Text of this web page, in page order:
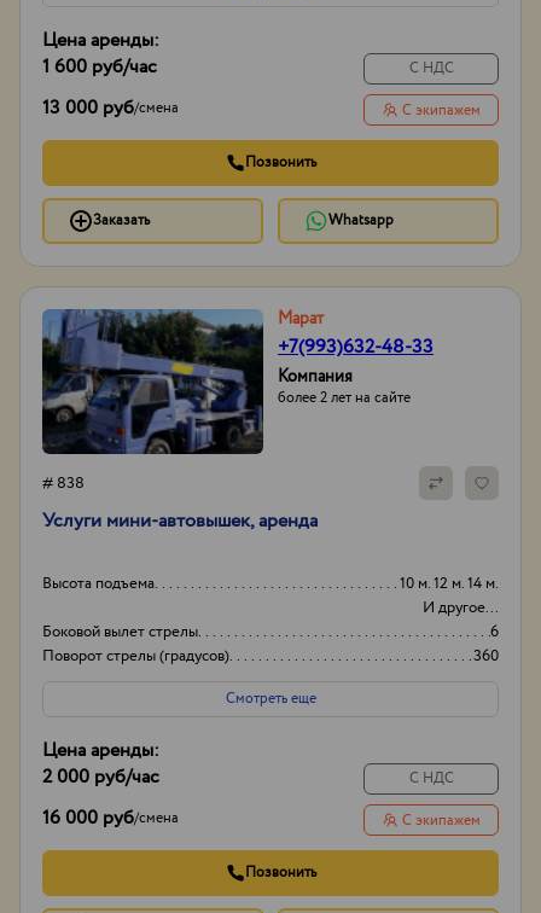
Цена аренды:
1 600 руб/час
13 000 руб/смена
С НДС
С экипажем
Позвонить
Заказать Whatsapp
Марат
+7(993)632-48-33
Компания
более 2 лет на сайте
# 838
Услуги мини-автовышек, аренда
Высота подъема
10 м. 12 м. 14 м.
И другое...
Боковой вылет стрелы
6
Поворот стрелы (градусов)
360
Грузоподьемность корзины:
200кг
Смотреть еще
Цена аренды:
2 000 руб/час
16 000 руб/смена
С НДС
С экипажем
Позвонить